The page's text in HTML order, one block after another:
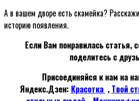
А в вашем дворе есть скамейка?
историю появления.
Если Вам понравилась статья,
поделитесь с
Присоединяйся к нам на
Яндекс.Дзен: Красотка , Твой